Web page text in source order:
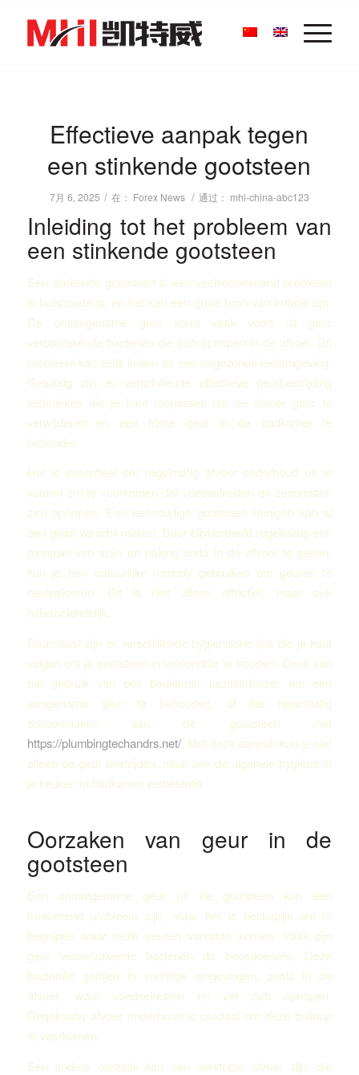
Effectieve aanpak tegen
een stinkende gootsteen
7月 6, 2025 / 在： Forex News / 通过： mhi-china-abc123
Inleiding tot het probleem van
een stinkende gootsteen
Een stinkende gootsteen is een veelvoorkomend probleem
in huishoudens, en het kan een grote bron van irritatie zijn.
De onaangename geur komt vaak voort uit geur
veroorzakende bacteriën die zich ophopen in de afvoer. Dit
probleem kan zelfs leiden tot een ongezonde leefomgeving.
Gelukkig zijn er verschillende effectieve geurbestrijding
technieken die je kunt toepassen om de afvoer geur te
verwijderen en een frisse geur in de badkamer te
behouden.
Het is essentieel om regelmatig afvoer onderhoud uit te
voeren om te voorkomen dat voedselresten en zeepresten
zich ophopen. Een eenvoudige gootsteen reinigen kan al
een groot verschil maken. Door bijvoorbeeld regelmatig een
mengsel van azijn en baking soda in de afvoer te gieten,
kun je een natuurlijke remedy gebruiken om geuren te
neutraliseren. Dit is niet alleen effectief, maar ook
milieuvriendelijk.
Daarnaast zijn er verschillende hygienische tips die je kunt
volgen om je gootsteen in topconditie te houden. Denk aan
het gebruik van een badkamer luchtverfrisser om een
aangename geur te behouden, of het regelmatig
schoonmaken van de gootsteen met
https://plumbingtechandrs.net/. Met deze aanpak kun je niet
alleen de geur bestrijden, maar ook de algehele hygiëne in
je keuken of badkamer verbeteren.
Oorzaken van geur in de
gootsteen
Een onaangename geur uit de gootsteen kan een
frustrerend probleem zijn, maar het is belangrijk om te
begrijpen waar deze geuren vandaan komen. Vaak zijn
geur veroorzakende bacteriën de boosdoeners. Deze
bacteriën gedijen in vochtige omgevingen, zoals in de
afvoer, waar voedselresten en vet zich ophopen.
Regelmatig afvoer onderhoud is cruciaal om deze buildup
te voorkomen.
Een andere oorzaak kan een verstopte afvoer zijn, die